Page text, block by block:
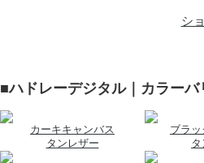
シ
■ハドレーデジタル｜カラーバ
カーキキャンバス
タンレザー
ブラ
タ